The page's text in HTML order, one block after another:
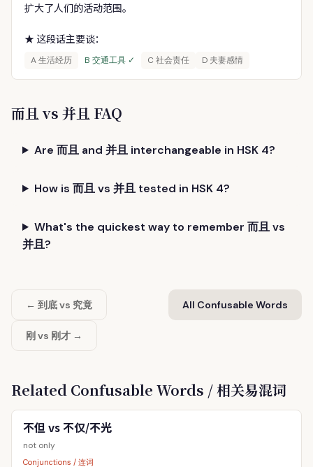
扩大了人们的活动范围。
★ 这段话主要谈：
A 生活经历 B 交通工具 ✓ C 社会责任 D 夫妻感情
而且 vs 并且 FAQ
Are 而且 and 并且 interchangeable in HSK 4?
How is 而且 vs 并且 tested in HSK 4?
What's the quickest way to remember 而且 vs
并且?
← 到底 vs 究竟 All Confusable Words
刚 vs 刚才 →
Related Confusable Words / 相关易混词
不但 vs 不仅/不光
not only
Conjunctions / 连词